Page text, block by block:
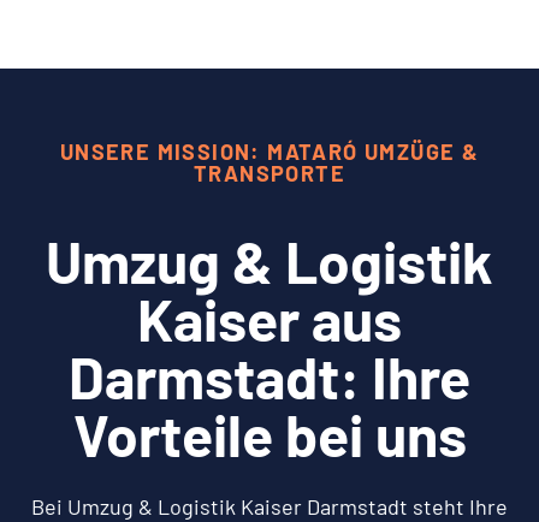
UNSERE MISSION: MATARÓ UMZÜGE &
TRANSPORTE
Umzug & Logistik
Kaiser aus
Darmstadt: Ihre
Vorteile bei uns
Bei Umzug & Logistik Kaiser Darmstadt steht Ihre